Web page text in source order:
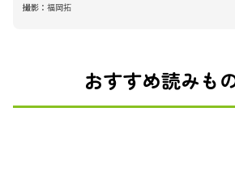
撮影： 福岡拓
おすすめ読みも